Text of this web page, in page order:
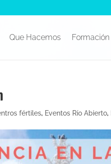
Que Hacemos Formación
fértiles, Eventos Río Abierto,